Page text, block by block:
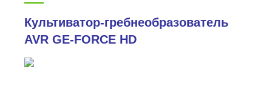
Культиватор-гребнеобразователь
AVR GE-FORCE HD